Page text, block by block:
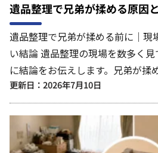
遺品整理で兄弟が揉める原因
遺品整理で兄弟が揉める前に｜現
い結論 遺品整理の現場を数多く
に結論をお伝えします。兄弟が揉
更新日：2026年7月10日